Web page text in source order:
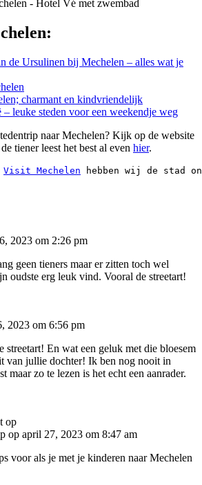
de Ursulinen bij Mechelen – alles wat je
charmant en kindvriendelijk
– leuke steden voor een weekendje weg
naar Mechelen? Kijk op de website
tiener leest het best al even hier.
Visit Mechelen hebben wij de stad
2023 om 2:26 pm
geen tieners maar er zitten toch wel
oudste erg leuk vind. Vooral de streetart!
2023 om 6:56 pm
streetart! En wat een geluk met die bloesem
van jullie dochter! Ik ben nog nooit in
maar zo te lezen is het echt een aanrader.
op april 27, 2023 om 8:47 am
voor als je met je kinderen naar Mechelen